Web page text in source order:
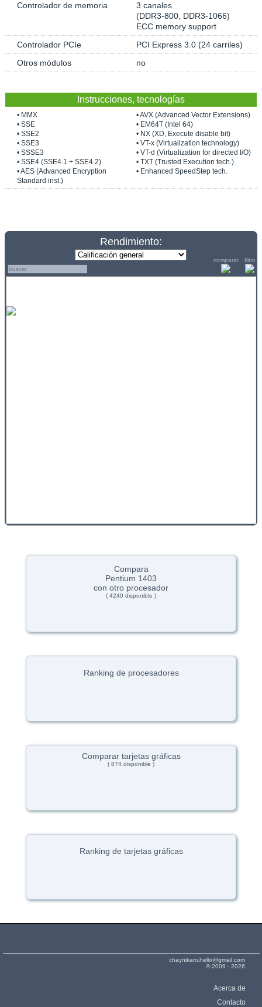
Controlador de memoria
3 canales
(DDR3-800, DDR3-1066)
ECC memory support
Controlador PCIe
PCI Express 3.0 (24 carriles)
Otros módulos
no
Instrucciones, tecnologías
• MMX
• SSE
• SSE2
• SSE3
• SSSE3
• SSE4 (SSE4.1 + SSE4.2)
• AES (Advanced Encryption
Standard inst.)
• AVX (Advanced Vector Extensions)
• EM64T (Intel 64)
• NX (XD, Execute disable bit)
• VT-x (Virtualization technology)
• VT-d (Virtualization for directed I/O)
• TXT (Trusted Execution tech.)
• Enhanced SpeedStep tech.
Rendimiento:
comparar filtro
Compara
Pentium 1403
con otro procesador
( 4240 disponible )
Ranking de procesadores
Comparar tarjetas gráficas
( 874 disponible )
Ranking de tarjetas gráficas
chaynikam.hello@gmail.com
© 2009 - 2026
Acerca de
Contacto